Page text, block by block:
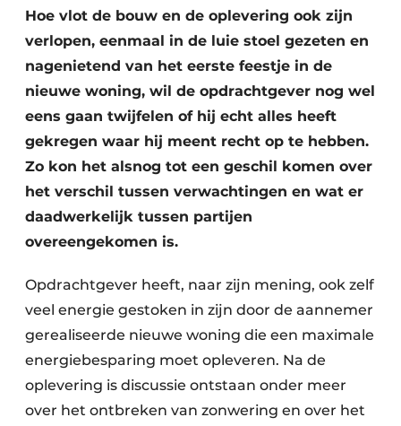
Podcasts
Privacy / Cookie statement
Vacature aanmelden
Vacatures
Hoe vlot de bouw en de oplevering ook zijn
verlopen, eenmaal in de luie stoel gezeten en
nagenietend van het eerste feestje in de
nieuwe woning, wil de opdrachtgever nog wel
eens gaan twijfelen of hij echt alles heeft
gekregen waar hij meent recht op te hebben.
Zo kon het alsnog tot een geschil komen over
het verschil tussen verwachtingen en wat er
daadwerkelijk tussen partijen
overeengekomen is.
Opdrachtgever heeft, naar zijn mening, ook zelf
veel energie gestoken in zijn door de aannemer
gerealiseerde nieuwe woning die een maximale
energiebesparing moet opleveren. Na de
oplevering is discussie ontstaan onder meer
over het ontbreken van zonwering en over het